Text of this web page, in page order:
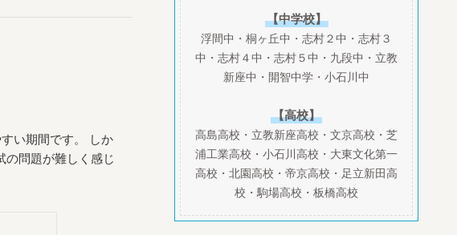
い期間です。 しか
の問題が難しく感じ
【中学校】
浮間中・桐ヶ丘中・志村２中・志村３
中・志村４中・志村５中・九段中・立教
新座中・開智中学・小石川中
【高校】
高島高校・立教新座高校・文京高校・芝
浦工業高校・小石川高校・大東文化第一
高校・北園高校・帝京高校・足立新田高
校・駒場高校・板橋高校